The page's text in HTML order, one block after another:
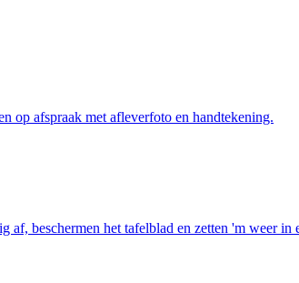
op afspraak met afleverfoto en handtekening.
beschermen het tafelblad en zetten 'm weer in